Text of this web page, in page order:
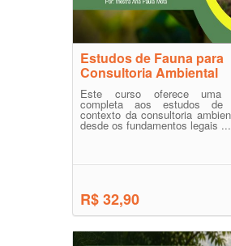
Estudos de Fauna para
Consultoria Ambiental
Este curso oferece uma
completa aos estudos
contexto da consultoria
desde os fundamentos legais ...
R$ 32,90